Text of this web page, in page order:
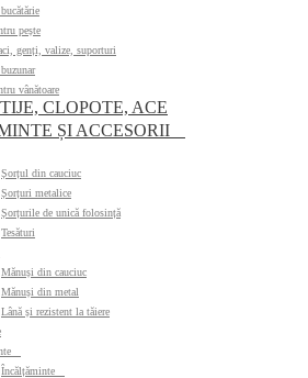
pește
genți, valize, suporturi
vânătoare
CLOPOTE, ACE
ȘI ACCESORII
Șorțul din cauciuc
Șorțuri metalice
Șorțurile de unică folosință
Tesături
Mănuși din cauciuc
Mănuși din metal
Lână și rezistent la tăiere
Încălțăminte